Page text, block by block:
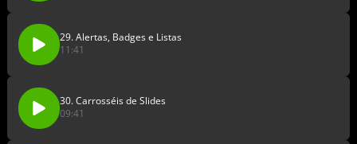
29. Alertas, Badges e Listas
11:41
30. Carrosséis de Slides
09:41